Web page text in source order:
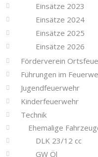
Einsätze 2023
Einsätze 2024
Einsätze 2025
Einsätze 2026
Förderverein
Führungen im
Jugendfeuerwehr
Kinderfeuerwehr
Technik
Ehemalige
DLK 23/12 cc
GW Öl